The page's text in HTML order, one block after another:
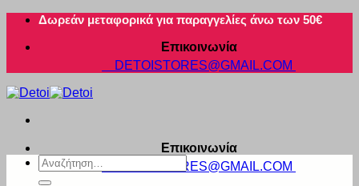
Μετάβαση
περιεχόμενο
Δωρεάν μεταφορικά για παραγγελίες άνω των 50€
Επικοινωνία
DETOISTORES@GMAIL.COM
Επικοινωνία
DETOISTORES@GMAIL.COM
Αναζήτηση
για: